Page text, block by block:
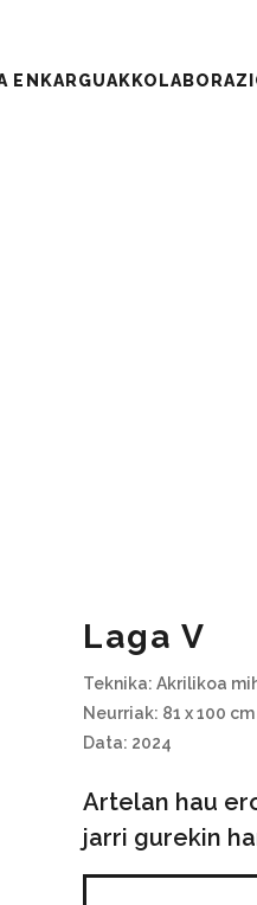
ENKARGUAK
Laga V
Teknika: Akrilikoa
Neurriak: 81 x 100 cm
Data: 2024
Artelan hau
jarri gurekin